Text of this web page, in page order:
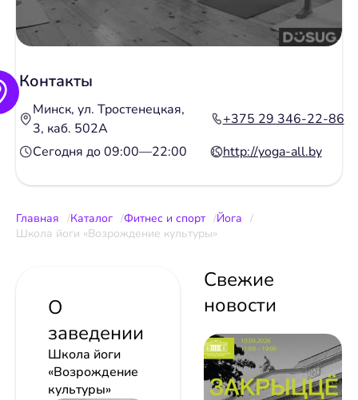
Контакты
Минск, ул. Тростенецкая,
3, каб. 502А
+375 29 346-22-86
Сегодня до 09:00—22:00
http://yoga-all.by
Главная Каталог Фитнес и спорт
Йога
Школа йоги «Возрождение культуры»
О
заведении
Школа йоги
«Возрождение
культуры»
Свежие
новости